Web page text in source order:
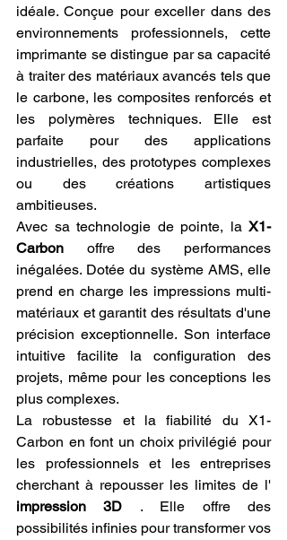
idéale. Conçue pour exceller dans des
environnements professionnels, cette
imprimante se distingue par sa capacité
à traiter des matériaux avancés tels que
le carbone, les composites renforcés et
les polymères techniques. Elle est
parfaite pour des applications
industrielles, des prototypes complexes
ou des créations artistiques
ambitieuses.
Avec sa technologie de pointe, la X1-
Carbon offre des performances
inégalées. Dotée du système AMS, elle
prend en charge les impressions multi-
matériaux et garantit des résultats d'une
précision exceptionnelle. Son interface
intuitive facilite la configuration des
projets, même pour les conceptions les
plus complexes.
La robustesse et la fiabilité du X1-
Carbon en font un choix privilégié pour
les professionnels et les entreprises
impression 3D . Elle offre des
possibilités infinies pour transformer vos